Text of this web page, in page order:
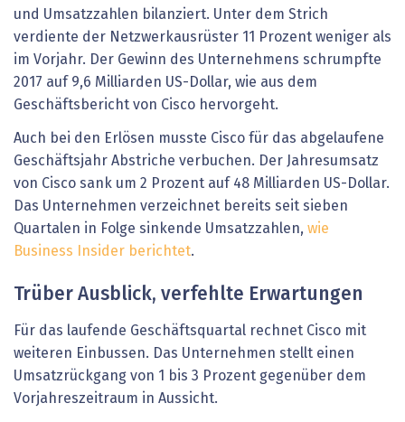
und Umsatzzahlen bilanziert. Unter dem Strich
verdiente der Netzwerkausrüster 11 Prozent weniger als
im Vorjahr. Der Gewinn des Unternehmens schrumpfte
2017 auf 9,6 Milliarden US-Dollar, wie aus dem
Geschäftsbericht von Cisco hervorgeht.
Auch bei den Erlösen musste Cisco für das abgelaufene
Geschäftsjahr Abstriche verbuchen. Der Jahresumsatz
von Cisco sank um 2 Prozent auf 48 Milliarden US-Dollar.
Das Unternehmen verzeichnet bereits seit sieben
Quartalen in Folge sinkende Umsatzzahlen, wie
Business Insider berichtet.
Trüber Ausblick, verfehlte Erwartungen
Für das laufende Geschäftsquartal rechnet Cisco mit
weiteren Einbussen. Das Unternehmen stellt einen
Umsatzrückgang von 1 bis 3 Prozent gegenüber dem
Vorjahreszeitraum in Aussicht.